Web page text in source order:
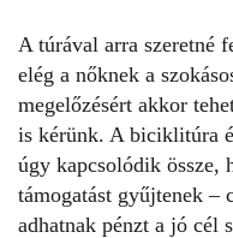
A túrával arra szeretné
elég a nőknek a
megelőzésért akkor
is kérünk. A biciklitúra
úgy kapcsolódik össze,
támogatást gyűjtenek –
adhatnak pénzt a jó cél